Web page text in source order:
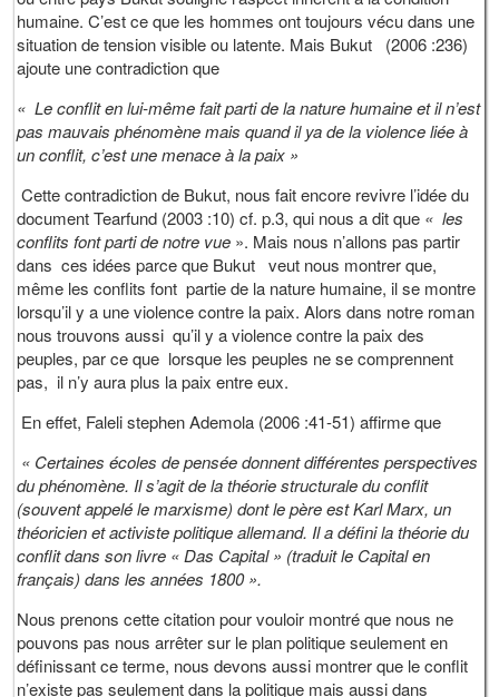
humaine. C’est ce que les hommes ont toujours vécu dans une
situation de tension visible ou latente. Mais Bukut (2006 :236)
ajoute une contradiction que
« Le conflit en lui-même fait parti de la nature humaine et il n’est
pas mauvais phénomène mais quand il ya de la violence liée à
un conflit, c’est une menace à la paix »
Cette contradiction de Bukut, nous fait encore revivre l’idée du
document Tearfund (2003 :10) cf. p.3, qui nous a dit que « les
conflits font parti de notre vue ». Mais nous n’allons pas partir
dans ces idées parce que Bukut veut nous montrer que,
même les conflits font partie de la nature humaine, il se montre
lorsqu’il y a une violence contre la paix. Alors dans notre roman
nous trouvons aussi qu’il y a violence contre la paix des
peuples, par ce que lorsque les peuples ne se comprennent
pas, il n’y aura plus la paix entre eux.
En effet, Faleli stephen Ademola (2006 :41-51) affirme que
« Certaines écoles de pensée donnent différentes perspectives
du phénomène. Il s’agit de la théorie structurale du conflit
(souvent appelé le marxisme) dont le père est Karl Marx, un
théoricien et activiste politique allemand. Il a défini la théorie du
conflit dans son livre « Das Capital » (traduit le Capital en
français) dans les années 1800 ».
Nous prenons cette citation pour vouloir montré que nous ne
pouvons pas nous arrêter sur le plan politique seulement en
définissant ce terme, nous devons aussi montrer que le conflit
n’existe pas seulement dans la politique mais aussi dans